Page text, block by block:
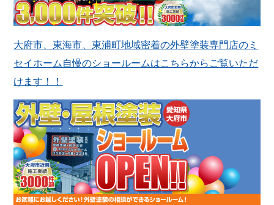
大府市、東海市、東浦町地域密着の外壁塗装専門店のミ
セイホーム自慢のショールームはこちらからご覧いただ
けます！！